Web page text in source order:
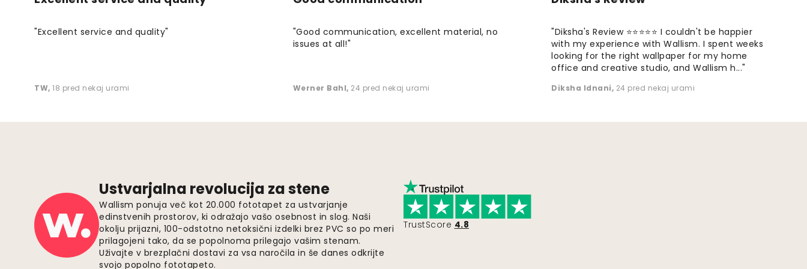
"Excellent service and quality"
TW, 18 pred nekaj urami
"Good communication, excellent material, no
issues at all!"
Werner Bahl, 24 pred nekaj urami
"Diksha's Review ⭐⭐⭐⭐⭐ I couldn't be happier
with my experience with Wallism. I spent weeks
looking for the right wallpaper for my home
office and creative studio, and Wallism h..."
Diksha Idnani, 24 pred nekaj urami
Ustvarjalna revolucija za stene
Wallism ponuja več kot 20.000 fototapet za ustvarjanje
edinstvenih prostorov, ki odražajo vašo osebnost in slog. Naši
okolju prijazni, 100-odstotno netoksični izdelki brez PVC so po meri
prilagojeni tako, da se popolnoma prilegajo vašim stenam.
Uživajte v brezplačni dostavi za vsa naročila in še danes odkrijte
svojo popolno fototapeto.
TrustScore 4.8